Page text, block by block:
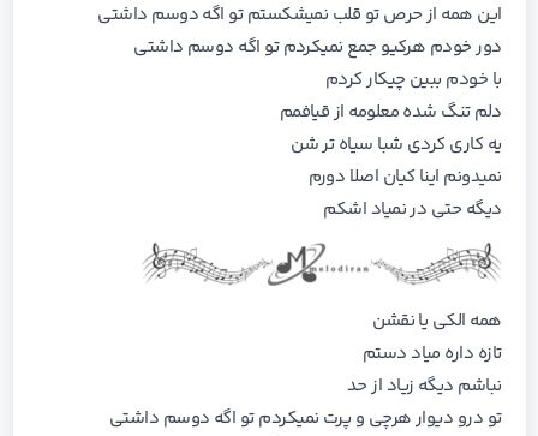
این همه از حرص تو قلب نمیشکستم تو اگه دوسم داشتی
دور خودم هرکیو جمع نمیکردم تو اگه دوسم داشتی
با خودم ببین چیکار کردم
دلم تنگ شده معلومه از قیافمم
یه کاری کردی شبا سیاه تر شن
نمیدونم اینا کیان اصلا دورم
دیگه حتی در نمیاد اشکم
همه الکی یا نقشن
تازه داره میاد دستم
نباشم دیگه زیاد از حد
تو درو دیوار هرچی و پرت نمیکردم تو اگه دوسم داشتی